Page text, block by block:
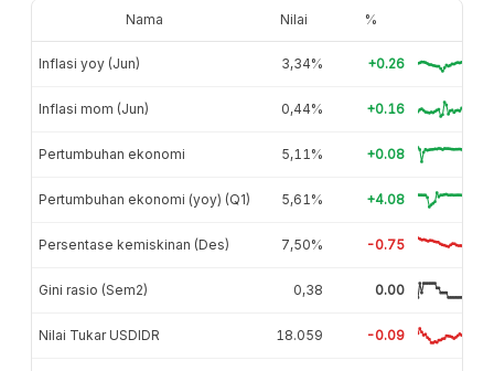
Nama Nilai %
Inflasi yoy (Jun) 3,34% +0.26
Inflasi mom (Jun) 0,44% +0.16
Pertumbuhan ekonomi 5,11% +0.08
Pertumbuhan ekonomi (yoy) (Q1) 5,61% +4.08
Persentase kemiskinan (Des) 7,50% -0.75
Gini rasio (Sem2) 0,38 0.00
Nilai Tukar USDIDR 18.059 -0.09